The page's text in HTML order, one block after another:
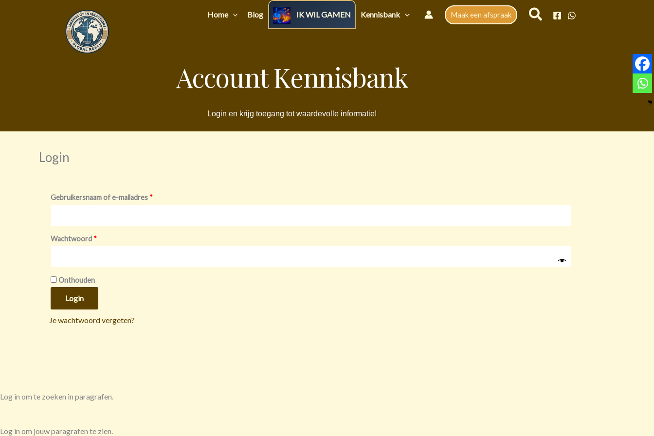
Home Blog IK WIL GAMEN Kennisbank Maak een afspraak
Account Kennisbank
Login en krijg toegang tot waardevolle informatie!
Login
Gebruikersnaam of e-mailadres *
Wachtwoord *
Onthouden
Login
Je wachtwoord vergeten?
Log in om te zoeken in paragrafen.
Log in om jouw paragrafen te zien.